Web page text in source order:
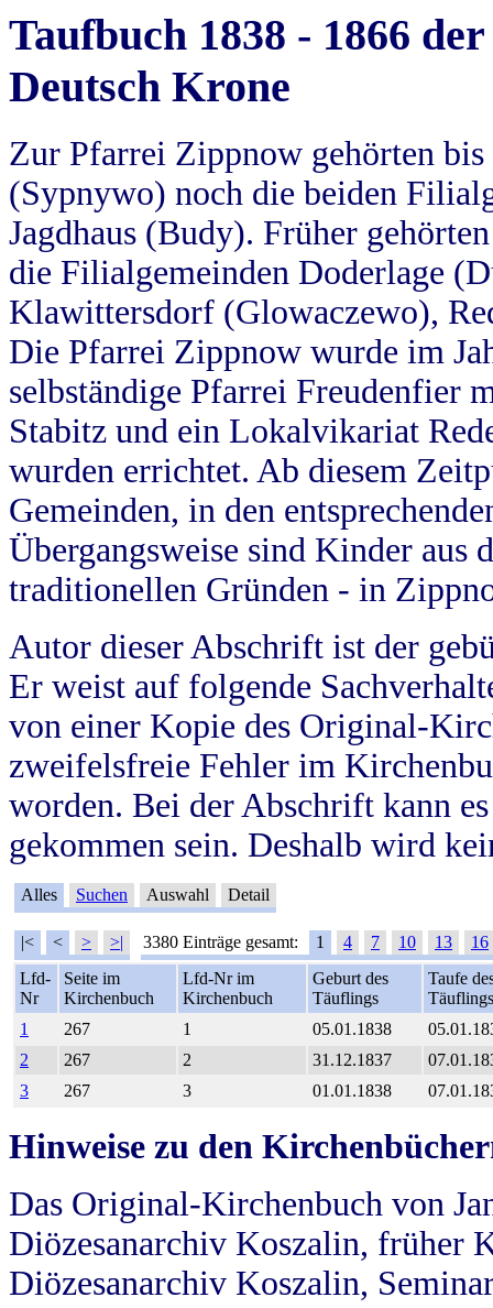
Taufbuch 1838 - 1866
Deutsch Krone
Zur Pfarrei Zippnow gehörten
(Sypnywo) noch die beiden
Jagdhaus (Budy). Früher
die Filialgemeinden Doderlage
Klawittersdorf (Glowaczewo),
Die Pfarrei Zippnow wurde im
selbständige Pfarrei Freudenfier
Stabitz und ein Lokalvikariat
wurden errichtet. Ab diesem
Gemeinden, in den
Übergangsweise sind Kinder aus
traditionellen Gründen - in
Autor dieser Abschrift ist der
Er weist auf folgende
von einer Kopie des Original-
zweifelsfreie Fehler im
worden. Bei der Abschrift kann
gekommen sein. Deshalb wird
Alles Suchen Auswahl Detail
|< < > >| 3380 Einträge gesamt: 1 4 7 10 13
16
Lfd-
Nr
Seite im
Kirchenbuch
Lfd-Nr im
Kirchenbuch
Geburt des
Täuflings
Taufe
Täuflings
1
267 1 05.01.1838
2
267 2 31.12.1837
3
267 3 01.01.1838
Hinweise zu den
Das Original-Kirchenbuch von
Diözesanarchiv Koszalin, früher
Diözesanarchiv Koszalin,